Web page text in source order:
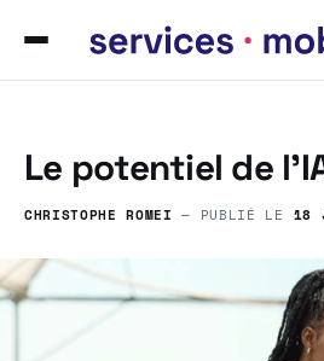
Le potentiel de
CHRISTOPHE ROMEI — PUBLIÉ LE 18